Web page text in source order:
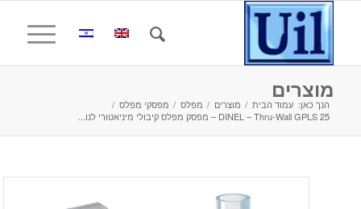
מוצרים
הנך כאן: עמוד הבית / מוצרים / מפלס / מפסקי מפלס /
DINEL – Thru-Wall GPLS 25 – מפסק מפלס קיבולי מיניאטורי לנו...